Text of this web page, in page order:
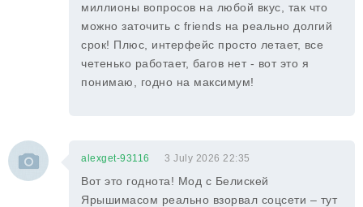
миллионы вопросов на любой вкус, так что
можно заточить с friends на реально долгий
срок! Плюс, интерфейс просто летает, все
четенько работает, багов нет - вот это я
понимаю, годно на максимум!
alexget-93116 3 July 2026 22:35
Вот это годнота! Мод с Белискей
Ярышимасом реально взорвал соцсети – тут